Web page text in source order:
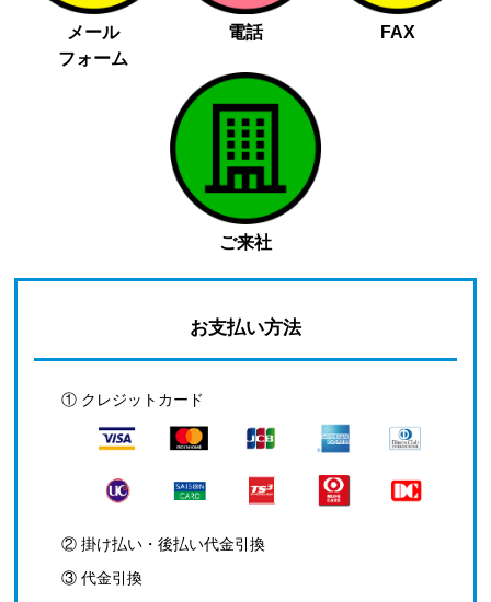
メール
フォーム
電話 FAX
ご来社
お支払い方法
① クレジットカード
② 掛け払い・後払い代金引換
③ 代金引換